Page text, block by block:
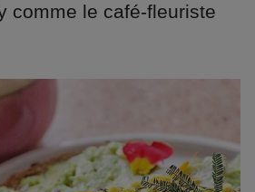
comme le café-fleuriste